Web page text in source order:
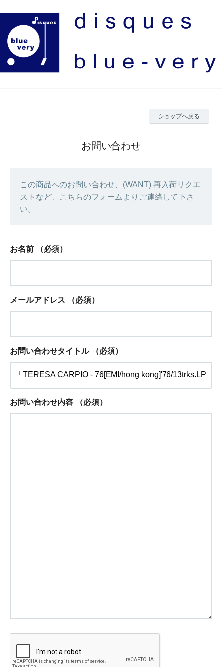
ショップへ戻る
お問い合わせ
この商品へのお問い合わせ、(WANT) 再入荷リクエ
ストなど、こちらのフォームよりご連絡して下さ
い。
お名前 （必須）
メールアドレス （必須）
お問い合わせタイトル （必須）
お問い合わせ内容 （必須）